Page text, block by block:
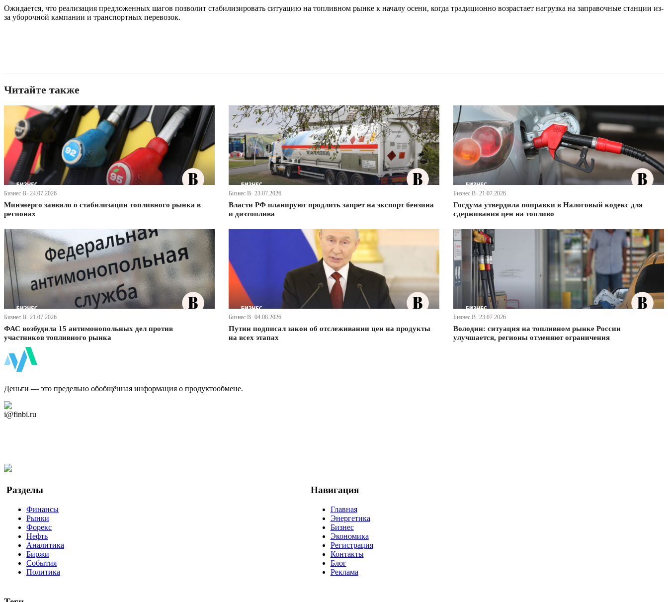
Ожидается, что реализация предложенных шагов позволит стабилизировать ситуацию на топливном рынке к началу осени, когда традиционно возрастает нагрузка на заправочные станции из-
за уборочной кампании и транспортных перевозок.
Читайте также
Бизнес В· 24.07.2026
Минэнерго заявило о стабилизации топливного рынка в
регионах
Бизнес В· 23.07.2026
Власти РФ планируют продлить запрет на экспорт бензина
и дизтоплива
Бизнес В· 21.07.2026
Госдума утвердила поправки в Налоговый кодекс для
сдерживания цен на топливо
Бизнес В· 21.07.2026
ФАС возбудила 15 антимонопольных дел против
участников топливного рынка
Бизнес В· 04.08.2026
Путин подписал закон об отслеживании цен на продукты
на всех этапах
Бизнес В· 23.07.2026
Володин: ситуация на топливном рынке России
улучшается, регионы отменяют ограничения
Деньги — это предельно обобщённая информация о продуктообмене.
i@finbi.ru
Разделы
Финансы
Рынки
Форекс
Нефть
Аналитика
Биржи
События
Политика
Навигация
Главная
Энергетика
Бизнес
Экономика
Регистрация
Контакты
Блог
Реклама